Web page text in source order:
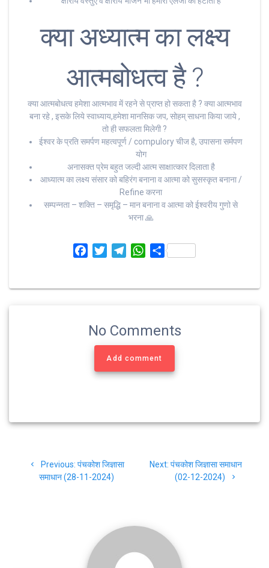
क्या अध्यात्म का लक्ष्य
आत्मबोधत्व है ?
क्या आत्मबोधत्व हमेशा आत्मभाव में रहने से प्राप्त हो सकता है ? क्या आत्मभाव
बना रहे , इसके लिये स्वाध्याय,हमेशा मानसिक जप, सोहम् साधना किया जाये ,
तो ही सफलता मिलेगी ?
ईश्वर के प्रति समर्पण महत्वपूर्ण / compulory चीज है, उपासना सर्मपण
योग
अनासक्त प्रेम बहुत जल्दी आत्म साक्षात्कार दिलाता है
आध्यात्म का लक्ष्य संसार को बहिरंग बनाना व आत्मा को सुसस्कृत बनाना /
Refine करना
सम्पन्नता – शक्ति – समृद्धि – मान बनाना व आत्मा को ईश्वरीय गुणो से
भरना 🙏
e
o
o
t
e
a
W
t
p
S
r
No Comments
Add comment
navigation
Previous: Previous
post:
पंचकोश जिज्ञासा
समाधान (28-11-2024)
Next: Next
post:
पंचकोश जिज्ञासा समाधान
(02-12-2024)